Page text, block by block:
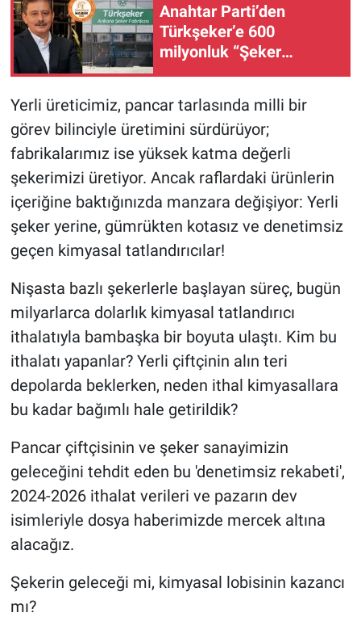
Anahtar Parti’den
Türkşeker’e 600
milyonluk “Şeker
Operasyonu” tepkisi:
uğrattığını açıklayın!”
Yerli üreticimiz, pancar tarlasında milli bir
görev bilinciyle üretimini sürdürüyor;
fabrikalarımız ise yüksek katma değerli
şekerimizi üretiyor. Ancak raflardaki ürünlerin
içeriğine baktığınızda manzara değişiyor: Yerli
şeker yerine, gümrükten kotasız ve denetimsiz
geçen kimyasal tatlandırıcılar!
Nişasta bazlı şekerlerle başlayan süreç, bugün
milyarlarca dolarlık kimyasal tatlandırıcı
ithalatıyla bambaşka bir boyuta ulaştı. Kim bu
ithalatı yapanlar? Yerli çiftçinin alın teri
depolarda beklerken, neden ithal kimyasallara
bu kadar bağımlı hale getirildik?
Pancar çiftçisinin ve şeker sanayimizin
geleceğini tehdit eden bu 'denetimsiz rekabeti',
2024-2026 ithalat verileri ve pazarın dev
isimleriyle dosya haberimizde mercek altına
alacağız.
Şekerin geleceği mi, kimyasal lobisinin kazancı
mı?